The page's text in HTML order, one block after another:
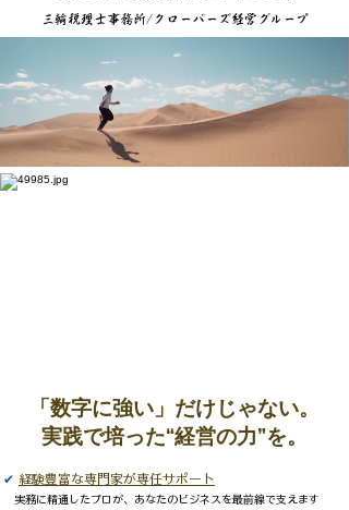
​三輪税理士事務所/クローバーズ経営グループ
「数字に強い」だけじゃない。
実践で培った“経営の力”を。
✔ 経験豊富な専門家が専任サポート
実務に精通したプロが、あなたのビジネスを最前線で支えます